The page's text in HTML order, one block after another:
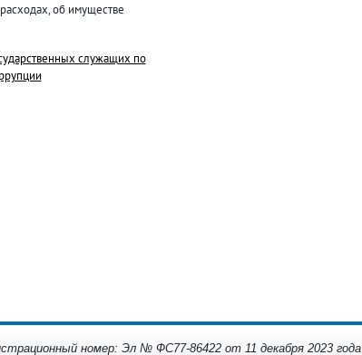
об имуществе
служащих по
номер: Эл № ФС77-86422 от 11 декабря 2023 года